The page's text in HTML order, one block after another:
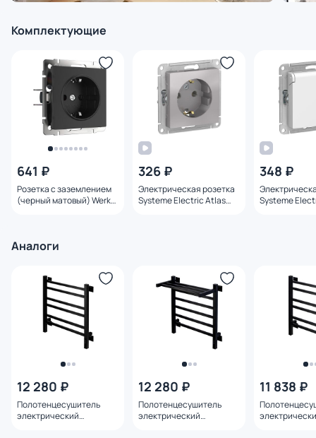
Комплектующие
641 ₽
Розетка с заземлением
(черный матовый) Werkel
326 ₽
Электрическая розетка
Systeme Electric Atlas
348 ₽
Systeme
Аналоги
12 280 ₽
Полотенцесушитель
электрический
12 280 ₽
Полотенцесушитель
электрический
11 838 ₽